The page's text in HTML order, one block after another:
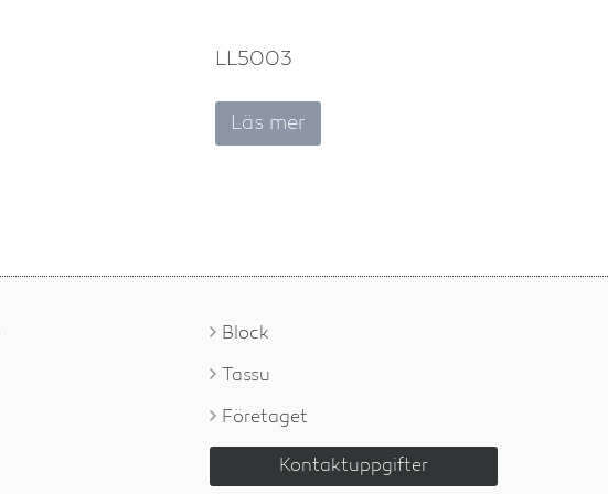
LL5003
Läs mer
Block
Tassu
Företaget
Kontaktuppgifter